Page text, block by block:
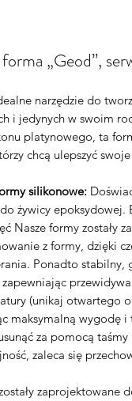
„Geod”,
narzędzie do
i jedynych w swoim
platynowego, ta
chcą ulepszyć
silikonowe:
żywicy epoksydowej.
Nasze formy zostały
z formy, dzięki
Ponadto
(unikaj otwartego
maksymalną wygodę i
za pomocą
zaleca się
zaprojektowane